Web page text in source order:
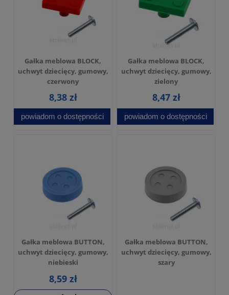
Gałka meblowa BLOCK,
uchwyt dziecięcy, gumowy,
czerwony
8,38 zł
powiadom o dostępności
Gałka meblowa BLOCK,
uchwyt dziecięcy, gumowy,
zielony
8,47 zł
powiadom o dostępności
Gałka meblowa BUTTON,
uchwyt dziecięcy, gumowy,
niebieski
8,59 zł
Gałka meblowa BUTTON,
uchwyt dziecięcy, gumowy,
szary